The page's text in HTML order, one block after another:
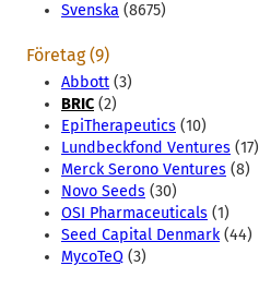
Svenska (8675)
Företag (9)
Abbott (3)
BRIC (2)
EpiTherapeutics (10)
Lundbeckfond Ventures (17)
Merck Serono Ventures (8)
Novo Seeds (30)
OSI Pharmaceuticals (1)
Seed Capital Denmark(44)
MycoTeQ (3)